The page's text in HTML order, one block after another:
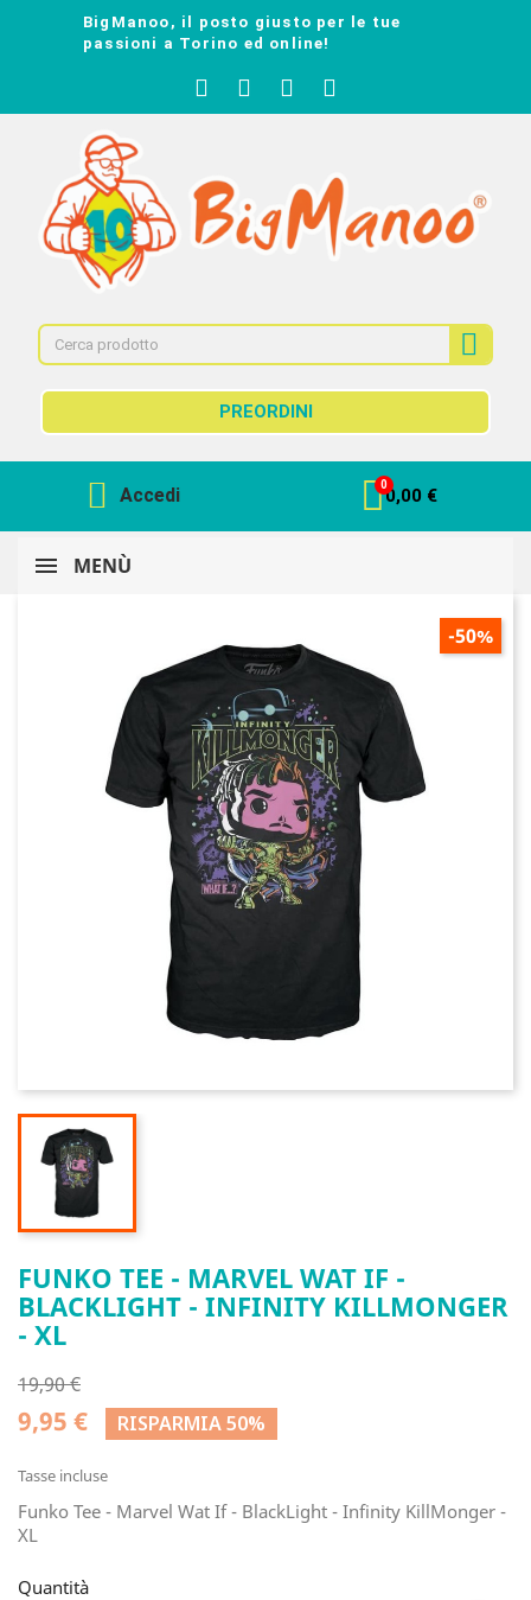
BigManoo, il posto giusto per le tue
passioni a Torino ed online!
PREORDINI
Accedi 0,00 €
MENÙ
-50%
FUNKO TEE - MARVEL WAT IF -
BLACKLIGHT - INFINITY KILLMONGER
- XL
19,90 €
9,95 € RISPARMIA 50%
Tasse incluse
Funko Tee - Marvel Wat If - BlackLight - Infinity KillMonger -
XL
Quantità